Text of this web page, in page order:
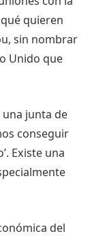
quieren
sin nombrar
Unido que
junta de
conseguir
Existe una
del